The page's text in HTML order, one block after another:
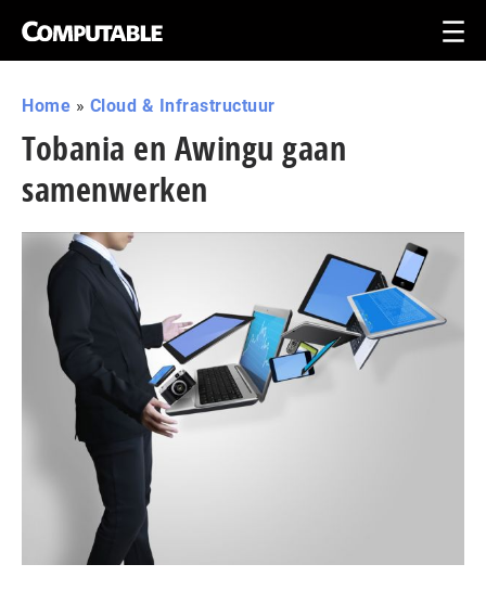
Home » Cloud & Infrastructuur
Tobania en Awingu gaan
samenwerken